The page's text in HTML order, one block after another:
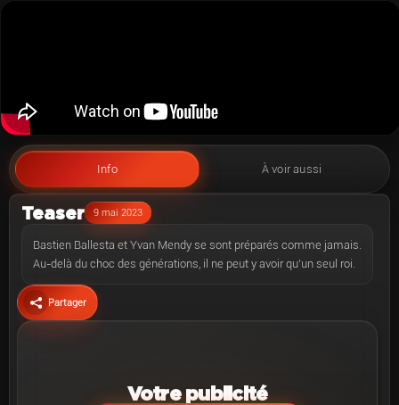
Info À voir aussi
Teaser 9 mai 2023
Bastien Ballesta et Yvan Mendy se sont préparés comme jamais.
Au-delà du choc des générations, il ne peut y avoir qu’un seul roi.
Partager
Votre publicité